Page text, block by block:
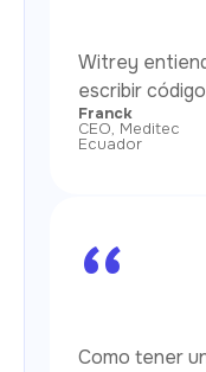
Witrey
escribir
Franck
CEO, Meditec
Ecuador
“
Como tener